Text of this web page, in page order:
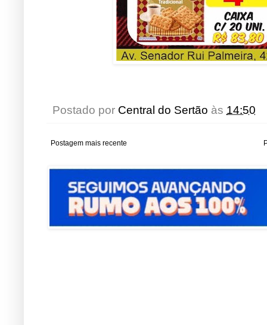
Postado por Central do Sertão às 14:50
Postagem mais recente